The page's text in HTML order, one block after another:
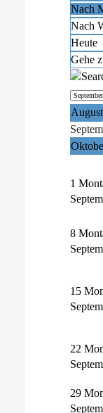
Nach
Nach
Heute
Gehe
August
1
8
15
22
29